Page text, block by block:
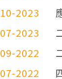
2023
2023
2022
2022